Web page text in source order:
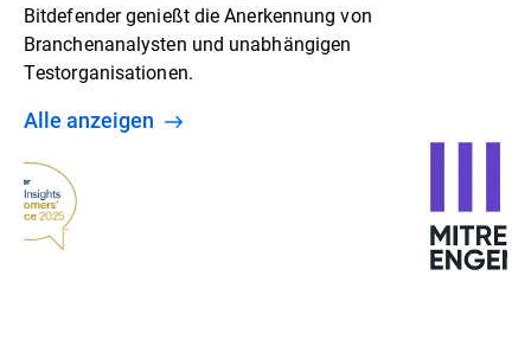
Bitdefender genießt die Anerkennung von
Branchenanalysten und unabhängigen
Testorganisationen.
Alle anzeigen